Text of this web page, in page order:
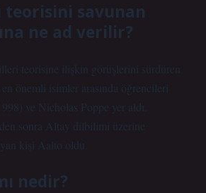
savunan
ne ad verilir?
teorisine ilişkin görüşlerini sürdüren
önemli isimler arasında öğrencileri
ve Nicholas Poppe yer aldı.
sonra Altay dilbilimi üzerine
kişi Aalto oldu.
nedir?